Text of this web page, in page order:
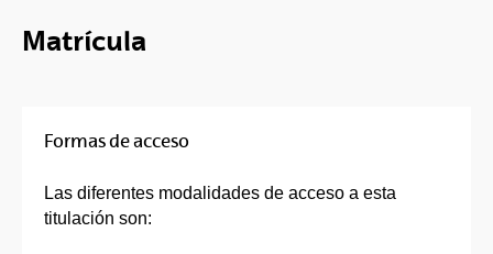
Matrícula
Formas de acceso
Las diferentes modalidades de acceso a esta
titulación son: